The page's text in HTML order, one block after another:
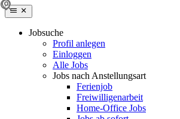
Jobsuche
Profil anlegen
Einloggen
Alle Jobs
Jobs nach Anstellungsart
Ferienjob
Freiwilligenarbeit
Home-Office Jobs